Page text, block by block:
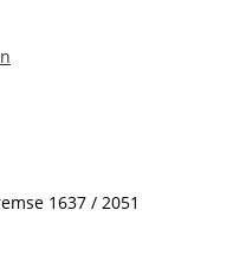
1637 / 2051